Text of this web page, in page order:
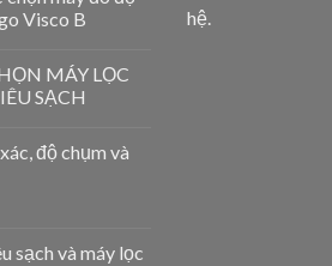
Visco B
MÁY LỌC
SẠCH
độ chụm và
sạch và máy lọc
hệ.